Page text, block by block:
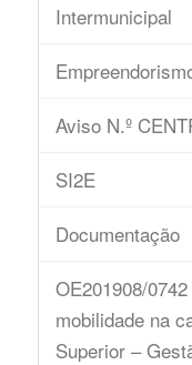
Intermunicipal
Aviso N.º
SI2E
Documentação
OE201908/
mobilidade na
Superior –